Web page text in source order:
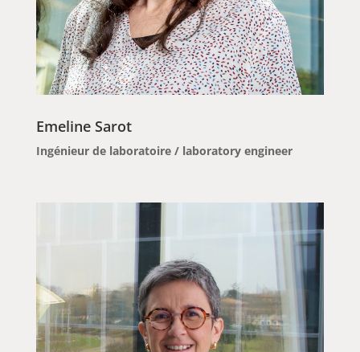
Emeline Sarot
Ingénieur de laboratoire / laboratory engineer